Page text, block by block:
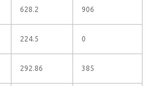
628.2 906
224.5 0
292.86 385